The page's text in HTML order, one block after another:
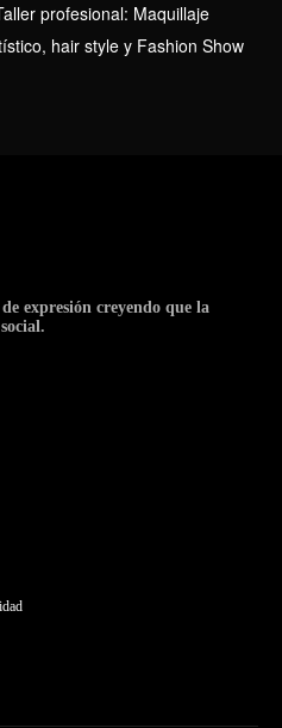
profesional: Maquillaje
hair style y Fashion Show
expresión creyendo que la